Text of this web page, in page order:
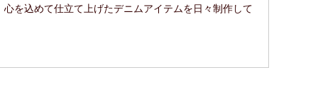
を込めて仕立て上げたデニムアイテムを日々制作して